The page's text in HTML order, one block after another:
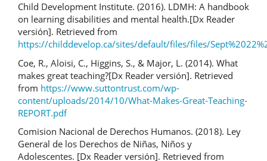
Child Development Institute. (2016). LDMH: A handbook
on learning disabilities and mental health.[Dx Reader
versión]. Retrieved from
https://childdevelop.ca/sites/default/files/files/
Coe, R., Aloisi, C., Higgins, S., & Major, L. (2014). What
makes great teaching?[Dx Reader versión]. Retrieved
from https://www.suttontrust.com/wp-
content/uploads/2014/10/What-Makes-Great-Teaching-
REPORT.pdf
Comision Nacional de Derechos Humanos. (2018). Ley
General de los Derechos de Niñas, Niños y
Adolescentes. [Dx Reader versión]. Retrieved from